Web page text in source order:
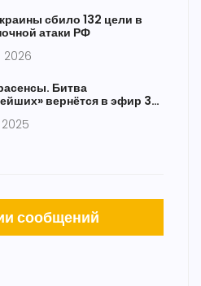
сбило 132 цели в
атаки РФ
2026
Битва
вернётся в эфир 30
башкирской
2025
сообщений